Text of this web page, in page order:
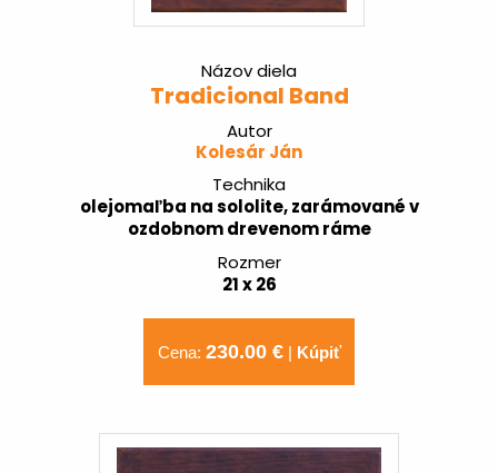
Názov diela
Tradicional Band
Autor
Kolesár Ján
Technika
olejomaľba na sololite, zarámované v
ozdobnom drevenom ráme
Rozmer
21 x 26
Cena: 230.00 €| Kúpiť